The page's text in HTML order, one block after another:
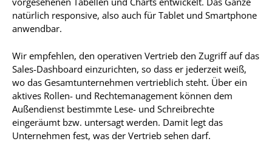
natürlich responsive, also auch für Tablet und Smartphone
anwendbar.
Wir empfehlen, den operativen Vertrieb den Zugriff auf das
Sales-Dashboard einzurichten, so dass er jederzeit weiß,
wo das Gesamtunternehmen vertrieblich steht. Über ein
aktives Rollen- und Rechtemanagement können dem
Außendienst bestimmte Lese- und Schreibrechte
eingeräumt bzw. untersagt werden. Damit legt das
Unternehmen fest, was der Vertrieb sehen darf.